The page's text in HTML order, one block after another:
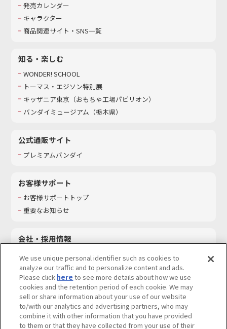
発売カレンダー
キャラクター
商品関連サイト・SNS一覧
知る・楽しむ
WONDER! SCHOOL
トーマス・エジソン特別展
キッザニア東京（おもちゃ工場パビリオン）​
バンダイミュージアム（栃木県）
公式通販サイト
プレミアムバンダイ
お客様サポート
お客様サポートトップ
重要なお知らせ
会社・採用情報
採用情報
サステナビリティ
お問い合わせ
We use unique personal identifier such as cookies to
analyze our traffic and to personalize content and ads.
Please click here to see more details about how we use
cookies and the retention period of each cookie. We may
sell or share information about your use of our website
to/with our analytics and advertising partners, who may
combine it with other information that you have provided
to them or that they have collected from your use of their